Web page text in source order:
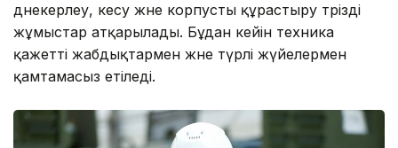
дәнекерлеу, кесу және корпусты құрастыру тәрізді
жұмыстар атқарылады. Бұдан кейін техника
қажетті жабдықтармен және түрлі жүйелермен
қамтамасыз етіледі.